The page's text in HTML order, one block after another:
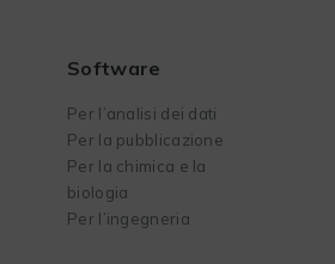
Software
Per l’analisi dei dati
Per la pubblicazione
Per la chimica e la
biologia
Per l’ingegneria